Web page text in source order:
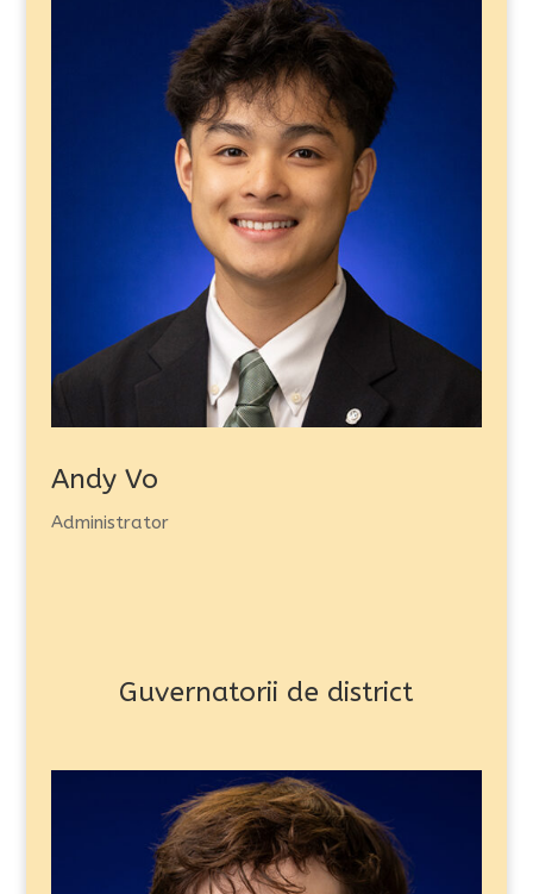
Andy Vo
Administrator
Guvernatorii de district